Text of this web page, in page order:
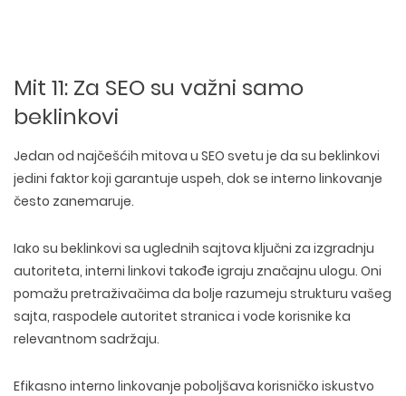
Mit 11: Za SEO su važni samo
beklinkovi
Jedan od najčešćih mitova u SEO svetu je da su beklinkovi
jedini faktor koji garantuje uspeh, dok se interno linkovanje
često zanemaruje.
Iako su beklinkovi sa uglednih sajtova ključni za izgradnju
autoriteta, interni linkovi takođe igraju značajnu ulogu. Oni
pomažu pretraživačima da bolje razumeju strukturu vašeg
sajta, raspodele autoritet stranica i vode korisnike ka
relevantnom sadržaju.
Efikasno interno linkovanje poboljšava korisničko iskustvo